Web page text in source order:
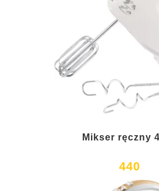
Mikser ręczny
440